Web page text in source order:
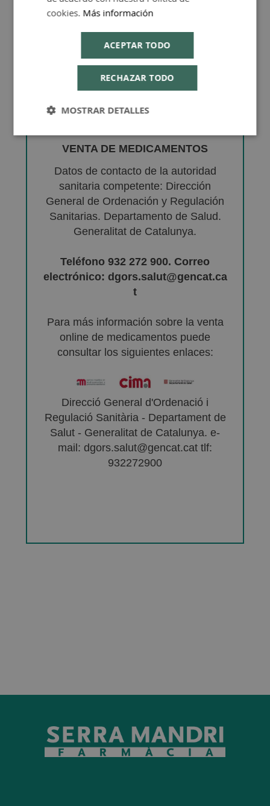
VENTA DE MEDICAMENTOS
Datos de contacto de la autoridad
sanitaria competente: Dirección
General de Ordenación y Regulación
Sanitarias. Departamento de Salud.
Generalitat de Catalunya.
Teléfono 932 272 900. Correo
electrónico: dgors.salut@gencat.ca
t
Para más información sobre la venta
online de medicamentos puede
consultar los siguientes enlaces:
Direcció General d'Ordenació i
Regulació Sanitària - Departament de
Salut - Generalitat de Catalunya. e-
mail: dgors.salut@gencat.cat tlf:
932272900
cookies. Más información
ACEPTAR TODO
RECHAZAR TODO
MOSTRAR DETALLES